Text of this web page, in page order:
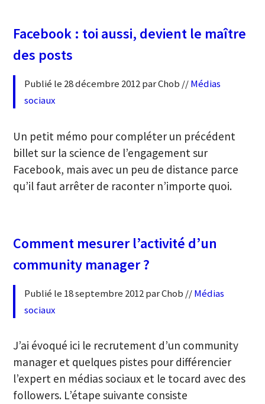
Facebook : toi aussi, devient le maître
des posts
Publié le 28 décembre 2012 par Chob //Médias
sociaux
Un petit mémo pour compléter un précédent
billet sur la science de l’engagement sur
Facebook, mais avec un peu de distance parce
qu’il faut arrêter de raconter n’importe quoi.
Comment mesurer l’activité d’un
community manager ?
Publié le 18 septembre 2012 par Chob //Médias
sociaux
J’ai évoqué ici le recrutement d’un community
manager et quelques pistes pour différencier
l’expert en médias sociaux et le tocard avec des
followers. L’étape suivante consiste